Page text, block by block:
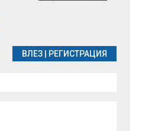
ВЛЕЗ РЕГИСТРАЦИЯ